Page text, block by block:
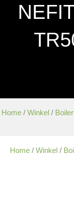
Home / Winkel / Boiler
Home / Winkel /